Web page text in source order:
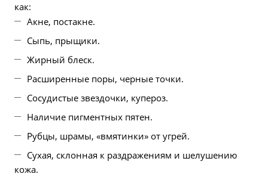
как:
Акне, постакне.
Сыпь, прыщики.
Жирный блеск.
Расширенные поры, черные точки.
Сосудистые звездочки, купероз.
Наличие пигментных пятен.
Рубцы, шрамы, «вмятинки» от угрей.
Сухая, склонная к раздражениям и шелушению
кожа.